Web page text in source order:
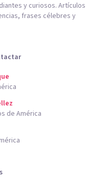
y curiosos. Artículos
frases célebres y
de América